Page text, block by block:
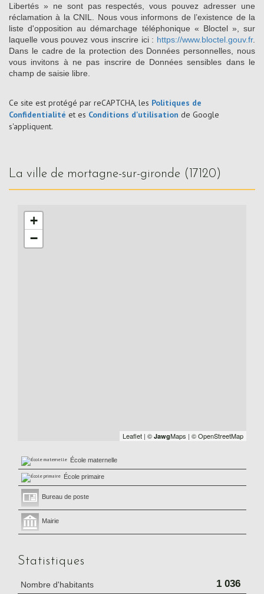
Libertés » ne sont pas respectés, vous pouvez adresser une
réclamation à la CNIL. Nous vous informons de l’existence de la
liste d'opposition au démarchage téléphonique « Bloctel », sur
laquelle vous pouvez vous inscrire ici : https://www.bloctel.gouv.fr.
Dans le cadre de la protection des Données personnelles, nous
vous invitons à ne pas inscrire de Données sensibles dans le
champ de saisie libre.
Ce site est protégé par reCAPTCHA, les Politiques de
Confidentialité et es Conditions d'utilisation de Google
s'appliquent.
la ville de mortagne-sur-gironde (17120)
+
−
Leaflet | © JawgMaps | © OpenStreetMap
École maternelle
École primaire
Bureau de poste
Mairie
Statistiques
Nombre d'habitants 1 036